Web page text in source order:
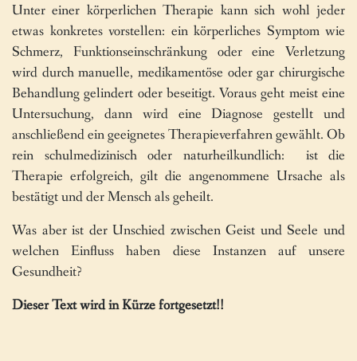
Unter einer körperlichen Therapie kann sich wohl jeder
etwas konkretes vorstellen: ein körperliches Symptom wie
Schmerz, Funktionseinschränkung oder eine Verletzung
wird durch manuelle, medikamentöse oder gar chirurgische
Behandlung gelindert oder beseitigt. Voraus geht meist eine
Untersuchung, dann wird eine Diagnose gestellt und
anschließend ein geeignetes Therapieverfahren gewählt. Ob
rein schulmedizinisch oder naturheilkundlich: ist die
Therapie erfolgreich, gilt die angenommene Ursache als
bestätigt und der Mensch als geheilt.
Was aber ist der Unschied zwischen Geist und Seele und
welchen Einfluss haben diese Instanzen auf unsere
Gesundheit?
Dieser Text wird in Kürze fortgesetzt!!